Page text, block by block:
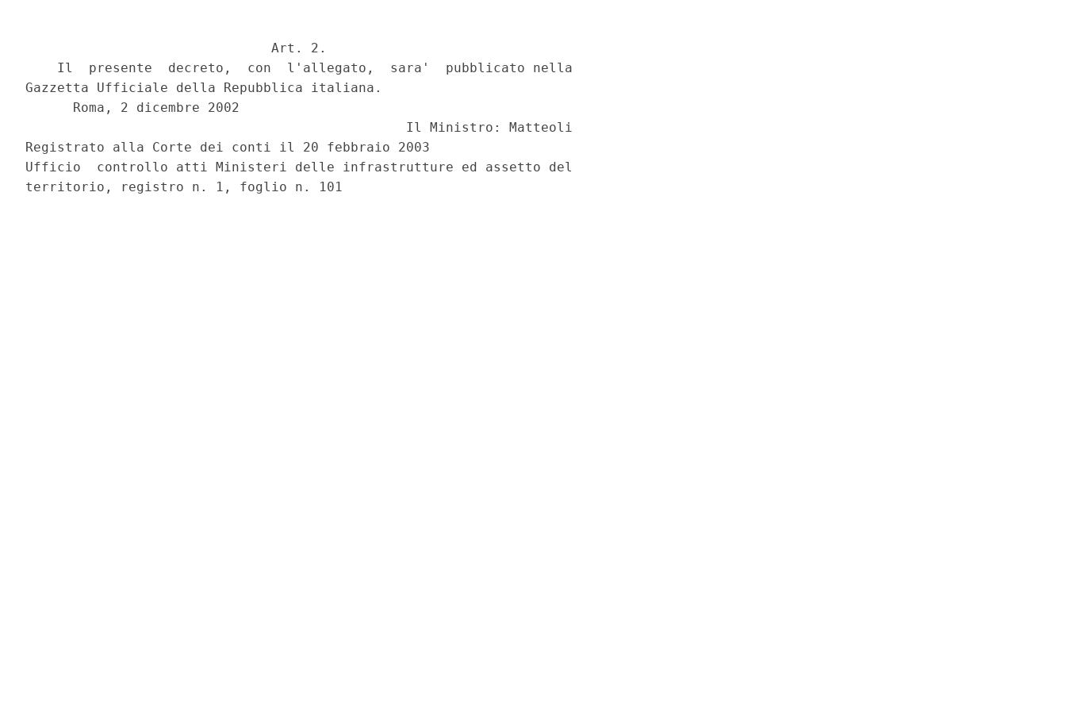
                               Art. 2.
    Il  presente  decreto,  con  l'allegato,  sara'  pubblicato nella
Gazzetta Ufficiale della Repubblica italiana.
      Roma, 2 dicembre 2002
                                                Il Ministro: Matteoli
Registrato alla Corte dei conti il 20 febbraio 2003
Ufficio  controllo atti Ministeri delle infrastrutture ed assetto del